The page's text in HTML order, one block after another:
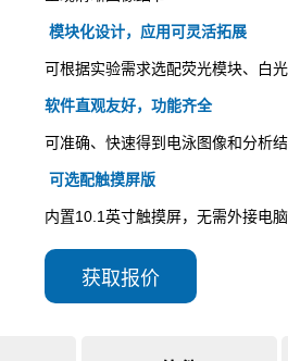
获取报价